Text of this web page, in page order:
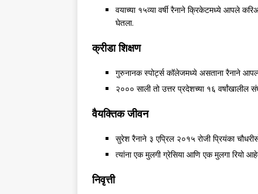
वयाच्या १५व्या वर्षी रैनाने क्रिकेटमध्ये आपले
घेतला.
क्रीडा शिक्षण
गुरुनानक स्पोर्ट्स कॉलेजमध्ये असताना रैनाने
२००० साली तो उत्तर प्रदेशच्या १६ वर्षांखालील
वैयक्तिक जीवन
सुरेश रैनाने ३ एप्रिल २०१५ रोजी प्रियंका
त्यांना एक मुलगी ग्रेसिया आणि एक मुलगा रियो
निवृत्ती